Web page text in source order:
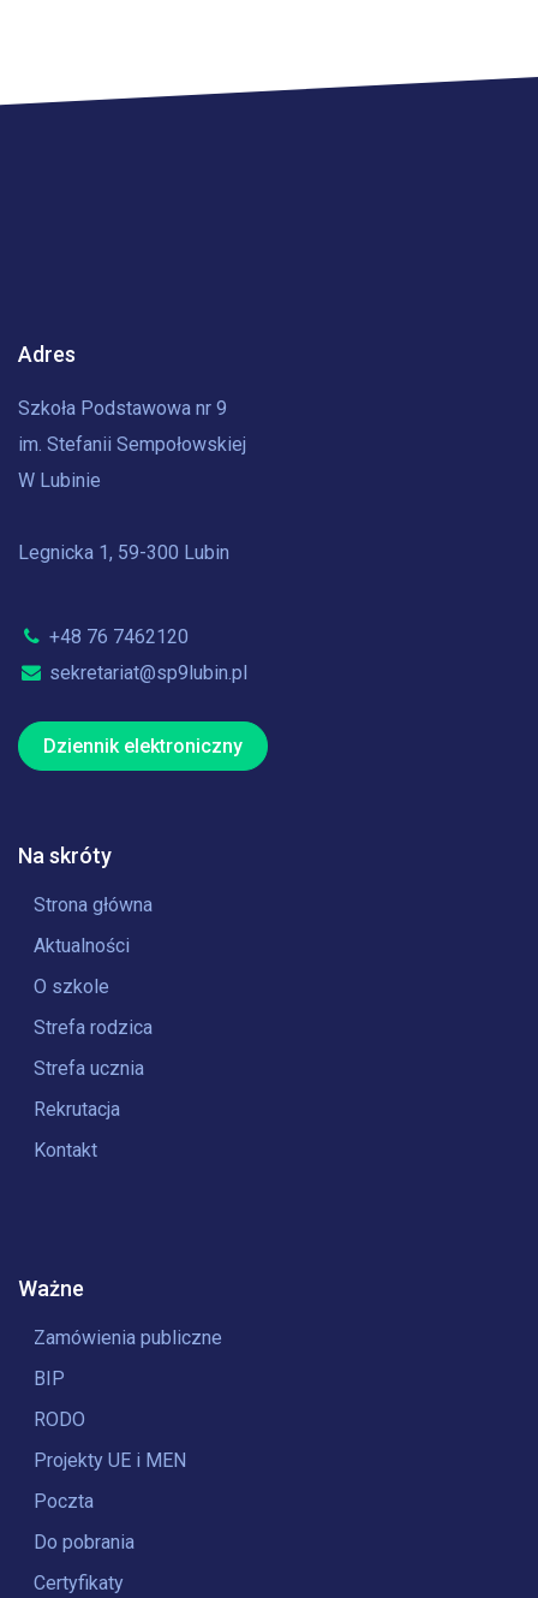
Adres
Szkoła Podstawowa nr 9
im. Stefanii Sempołowskiej
W Lubinie
Legnicka 1, 59-300 Lubin
+48 76 7462120
sekretariat@sp9lubin.pl
Dziennik elektroniczny
Na skróty
Strona główna
Aktualności
O szkole
Strefa rodzica
Strefa ucznia
Rekrutacja
Kontakt
Ważne
Zamówienia publiczne
BIP
RODO
Projekty UE i MEN
Poczta
Do pobrania
Certyfikaty